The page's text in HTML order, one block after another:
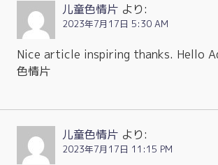
儿童色情片 より:
2023年7月17日 5:30 AM
Nice article inspiring thanks. Hello
色情片
儿童色情片 より:
2023年7月17日 11:15 PM